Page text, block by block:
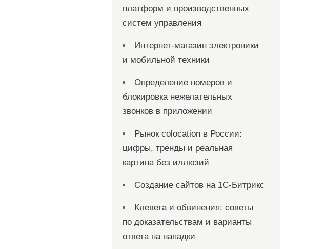
платформ и производственных
систем управления
Интернет-магазин электроники
и мобильной техники
Определение номеров и
блокировка нежелательных
звонков в приложении
Рынок colocation в России:
цифры, тренды и реальная
картина без иллюзий
Создание сайтов на 1С-Битрикс
Клевета и обвинения: советы
по доказательствам и варианты
ответа на нападки